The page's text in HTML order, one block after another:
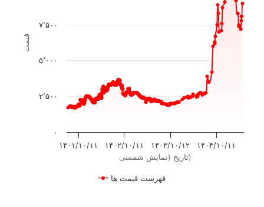
تاریخ (نمایش شمسی)
قیمت
فهرست قیمت ها
۱۴۰۱/۱۰/۱۱ ۱۴۰۲/۱۰/۱۱ ۱۴۰۳/۱۰/۱۲ ۱۴۰۴/۱۰/۱۱
۰
۲٬۵۰۰
۵٬۰۰۰
۷٬۵۰۰